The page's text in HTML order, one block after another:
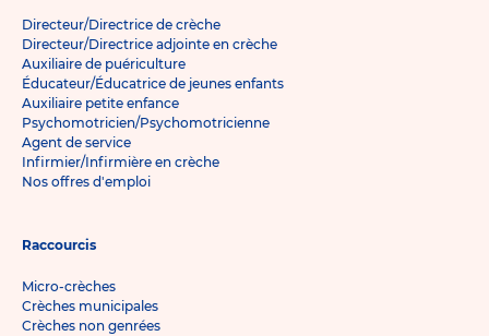
Directeur/Directrice de crèche
Directeur/Directrice adjointe en crèche
Auxiliaire de puériculture
Éducateur/Éducatrice de jeunes enfants
Auxiliaire petite enfance
Psychomotricien/Psychomotricienne
Agent de service
Infirmier/Infirmière en crèche
Nos offres d'emploi
Raccourcis
Micro-crèches
Crèches municipales
Crèches non genrées